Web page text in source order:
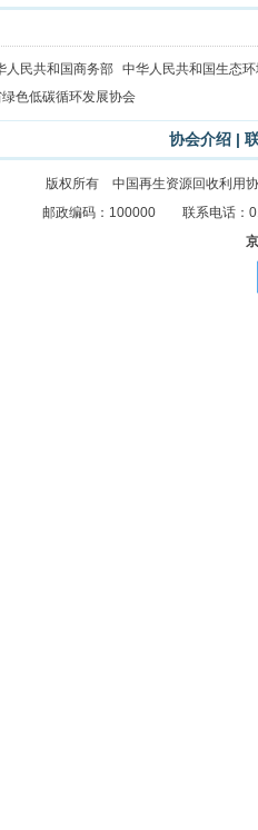
人民共和国商务部 中华人民共和国生态
色低碳循环发展协会
协会介绍 |
版权所有 中国再生资源回收利用
邮政编码：100000 联系电话：